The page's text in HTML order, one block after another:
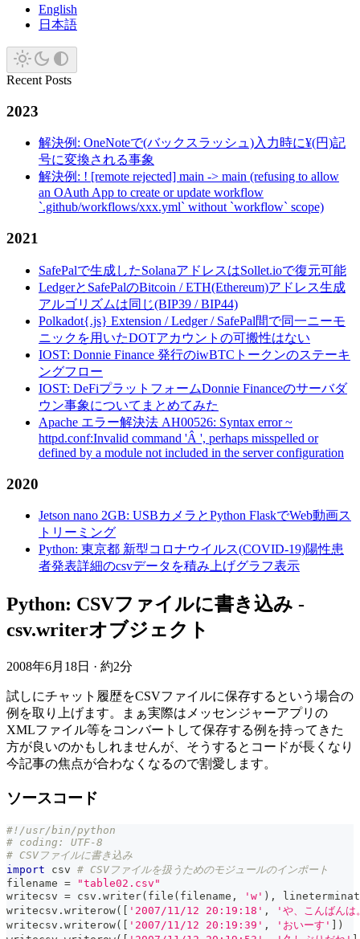
English
日本語
Recent Posts
2023
解決例: OneNoteで(バックスラッシュ)入力時に¥(円)記
号に変換される事象
解決例: ! [remote rejected] main -> main (refusing to allow
an OAuth App to create or update workflow
`.github/workflows/xxx.yml` without `workflow` scope)
2021
SafePalで生成したSolanaアドレスはSollet.ioで復元可能
LedgerとSafePalのBitcoin / ETH(Ethereum)アドレス生成
アルゴリズムは同じ(BIP39 / BIP44)
Polkadot{.js} Extension / Ledger / SafePal間で同一ニーモ
ニックを用いたDOTアカウントの可搬性はない
IOST: Donnie Finance 発行のiwBTCトークンのステーキ
ングフロー
IOST: DeFiプラットフォームDonnie Financeのサーバダ
ウン事象についてまとめてみた
Apache エラー解決法 AH00526: Syntax error ~
httpd.conf:Invalid command 'Â ', perhaps misspelled or
defined by a module not included in the server configuration
2020
Jetson nano 2GB: USBカメラとPython FlaskでWeb動画ス
トリーミング
Python: 東京都 新型コロナウイルス(COVID-19)陽性患
者発表詳細のcsvデータを積み上げグラフ表示
Python: CSVファイルに書き込み -
csv.writerオブジェクト
2008年6月18日 · 約2分
試しにチャット履歴をCSVファイルに保存するという場合の
例を取り上げます。まぁ実際はメッセンジャーアプリの
XMLファイル等をコンバートして保存する例を持ってきた
方が良いのかもしれませんが、そうするとコードが長くなり
今記事の焦点が合わなくなるので割愛します。
ソースコード
#!/usr/bin/python
# coding: UTF-8
# CSVファイルに書き込み
import csv # CSVファイルを扱うためのモジュールのインポート
filename =
"table02.csv"
writecsv = csv . writer( file ( filename , 'w' ) ,
writecsv . writerow( [ '2007/11/12 20:19:18' ,
'や、こんばん
writecsv . writerow( [ '2007/11/12 20:19:39' , 'おいーす' ] )